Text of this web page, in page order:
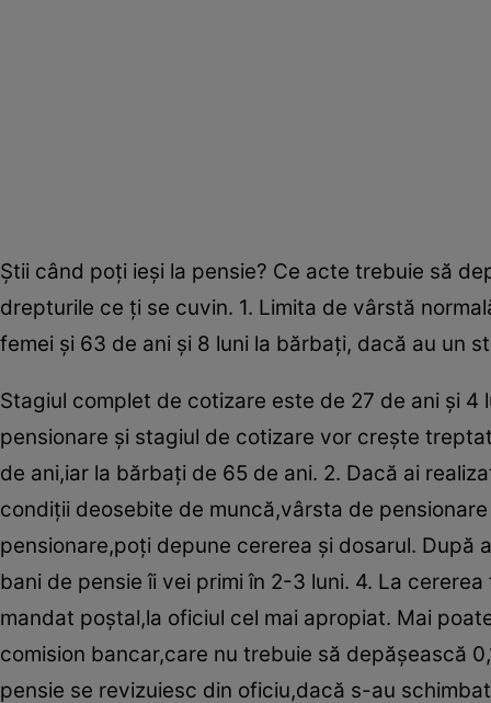
Ştii când poţi ieşi la pensie? Ce acte trebuie să
drepturile ce ţi se cuvin. 1. Limita de vârstă
femei şi 63 de ani şi 8 luni la bărbaţi, dacă au un
Stagiul complet de cotizare este de 27 de ani şi
pensionare şi stagiul de cotizare vor creşte
de ani,iar la bărbaţi de 65 de ani. 2. Dacă ai
condiţii deosebite de muncă,vârsta de
pensionare,poţi depune cererea şi dosarul.
bani de pensie îi vei primi în 2-3 luni. 4. La
mandat poştal,la oficiul cel mai apropiat. Mai
comision bancar,care nu trebuie să depăşească
pensie se revizuiesc din oficiu,dacă s-au